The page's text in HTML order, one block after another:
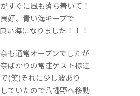
すぐに風も落ち着いて！
好、青い海キープで
い海になりました！！！
も通常オープンでしたが
ばかりの常連ゲスト様達
(笑)それに少し波あり
ていたので八幡野へ移動